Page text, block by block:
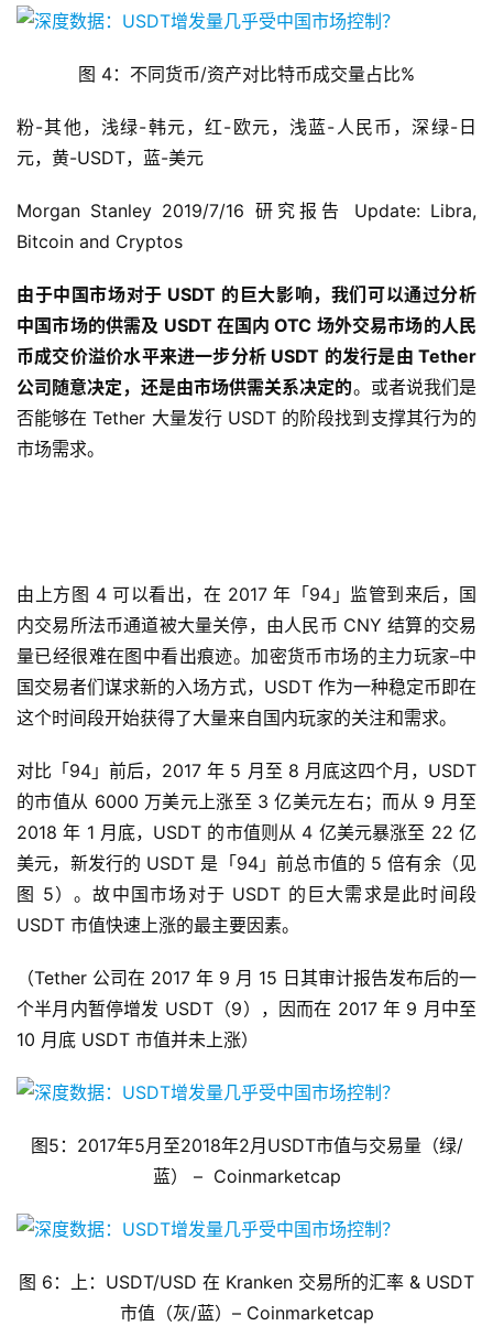
图 4：不同货币/资产对比特币成交量占比%
粉-其他，浅绿-韩元，红-欧元，浅蓝-人民币，深绿-日
元，黄-USDT，蓝-美元
Morgan Stanley 2019/7/16 研究报告 Update: Libra,
Bitcoin and Cryptos
由于中国市场对于 USDT 的巨大影响，我们可以通过分析
中国市场的供需及 USDT 在国内 OTC 场外交易市场的人民
币成交价溢价水平来进一步分析 USDT 的发行是由 Tether
公司随意决定，还是由市场供需关系决定的。或者说我们是
否能够在 Tether 大量发行 USDT 的阶段找到支撑其行为的
市场需求。
由上方图 4 可以看出，在 2017 年「94」监管到来后，国
内交易所法币通道被大量关停，由人民币 CNY 结算的交易
量已经很难在图中看出痕迹。加密货币市场的主力玩家–中
国交易者们谋求新的入场方式，USDT 作为一种稳定币即在
这个时间段开始获得了大量来自国内玩家的关注和需求。
对比「94」前后，2017 年 5 月至 8 月底这四个月，USDT
的市值从 6000 万美元上涨至 3 亿美元左右；而从 9 月至
2018 年 1 月底，USDT 的市值则从 4 亿美元暴涨至 22 亿
美元，新发行的 USDT 是「94」前总市值的 5 倍有余（见
图 5）。故中国市场对于 USDT 的巨大需求是此时间段
USDT 市值快速上涨的最主要因素。
（Tether 公司在 2017 年 9 月 15 日其审计报告发布后的一
个半月内暂停增发 USDT（9），因而在 2017 年 9 月中至
10 月底 USDT 市值并未上涨）
图5：2017年5月至2018年2月USDT市值与交易量（绿/
蓝） – Coinmarketcap
图 6：上：USDT/USD 在 Kranken 交易所的汇率 & USDT
市值（灰/蓝）– Coinmarketcap